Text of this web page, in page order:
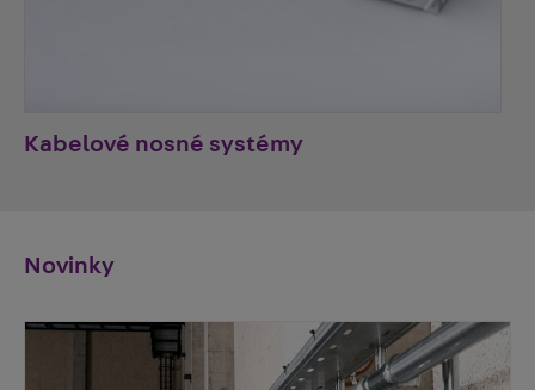
Kabelové nosné systémy
Novinky